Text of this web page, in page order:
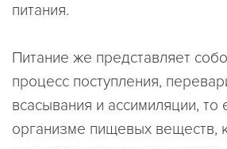
питания.
Питание же представляет
процесс поступления,
всасывания и ассимиляции, то
организме пищевых веществ,